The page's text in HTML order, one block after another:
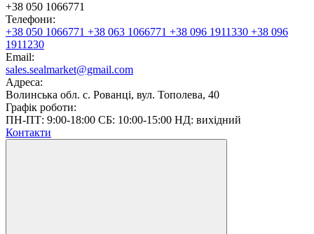
+38 050 1066771
Телефони:
+38 050 1066771 +38 063 1066771 +38 096 1911330 +38 096
1911230
Email:
sales.sealmarket@gmail.com
Адреса:
Волинська обл. с. Рованці, вул. Тополева, 40
Графік роботи:
ПН-ПТ: 9:00-18:00 СБ: 10:00-15:00 НД: вихідний
Контакти